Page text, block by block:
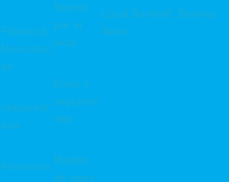
Fitness &
Musculaci
ón
Indument
aria
Accesorio
Retiros
por el
local
Envio y
seguimie
ntos
Medios
de pago
Local Banfield, Buenos
Aires